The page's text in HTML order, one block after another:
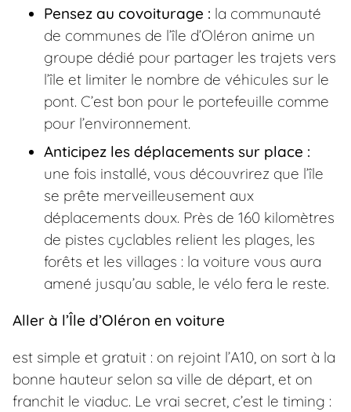
Pensez au covoiturage : la communauté
de communes de l’île d’Oléron anime un
groupe dédié pour partager les trajets vers
l’île et limiter le nombre de véhicules sur le
pont. C’est bon pour le portefeuille comme
pour l’environnement.
Anticipez les déplacements sur place :
une fois installé, vous découvrirez que l’île
se prête merveilleusement aux
déplacements doux. Près de 160 kilomètres
de pistes cyclables relient les plages, les
forêts et les villages : la voiture vous aura
amené jusqu’au sable, le vélo fera le reste.
Aller à l’Île d’Oléron en voiture
est simple et gratuit : on rejoint l’A10, on sort à la
bonne hauteur selon sa ville de départ, et on
franchit le viaduc. Le vrai secret, c’est le timing :